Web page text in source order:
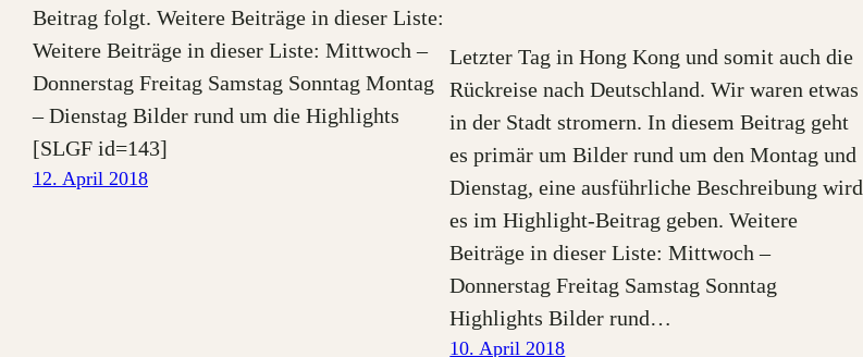
Beitrag folgt. Weitere Beiträge in dieser Liste:
Weitere Beiträge in dieser Liste: Mittwoch –
Donnerstag Freitag Samstag Sonntag Montag
– Dienstag Bilder rund um die Highlights
[SLGF id=143]
12. April 2018
Letzter Tag in Hong Kong und somit auch die
Rückreise nach Deutschland. Wir waren etwas
in der Stadt stromern. In diesem Beitrag geht
es primär um Bilder rund um den Montag und
Dienstag, eine ausführliche Beschreibung wird
es im Highlight-Beitrag geben. Weitere
Beiträge in dieser Liste: Mittwoch –
Donnerstag Freitag Samstag Sonntag
Highlights Bilder rund…
10. April 2018